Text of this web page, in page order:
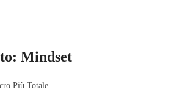
Mindset
Più Totale